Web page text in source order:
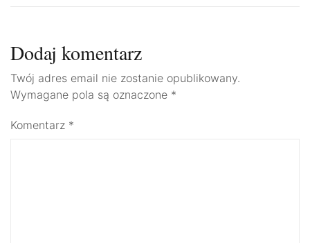
Dodaj komentarz
Twój adres email nie zostanie opublikowany.
Wymagane pola są oznaczone *
Komentarz *